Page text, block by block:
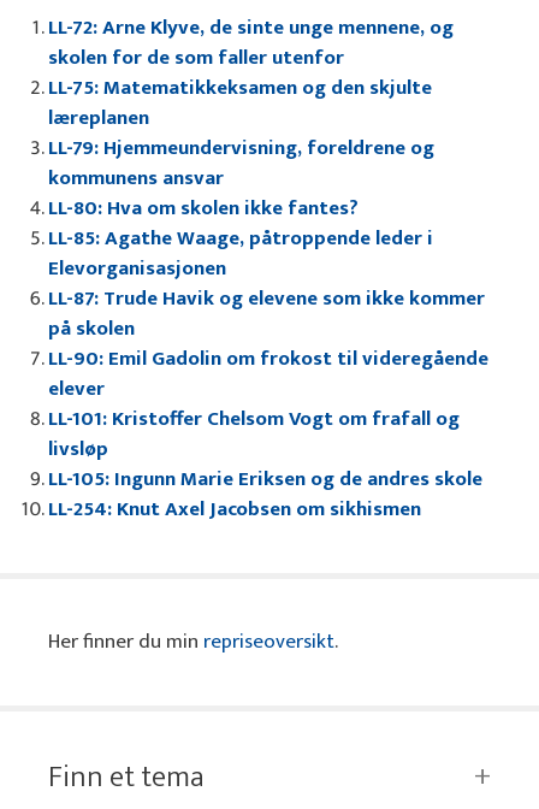
LL-72: Arne Klyve, de sinte unge mennene, og
skolen for de som faller utenfor
LL-75: Matematikkeksamen og den skjulte
læreplanen
LL-79: Hjemmeundervisning, foreldrene og
kommunens ansvar
LL-80: Hva om skolen ikke fantes?
LL-85: Agathe Waage, påtroppende leder i
Elevorganisasjonen
LL-87: Trude Havik og elevene som ikke kommer
på skolen
LL-90: Emil Gadolin om frokost til videregående
elever
LL-101: Kristoffer Chelsom Vogt om frafall og
livsløp
LL-105: Ingunn Marie Eriksen og de andres skole
LL-254: Knut Axel Jacobsen om sikhismen
Her finner du min repriseoversikt.
Finn et tema